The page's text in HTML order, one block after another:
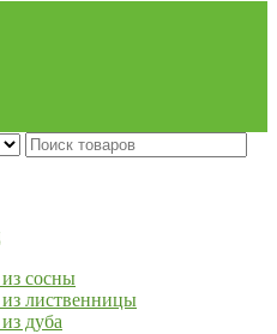
сосны
из лиственницы
дуба